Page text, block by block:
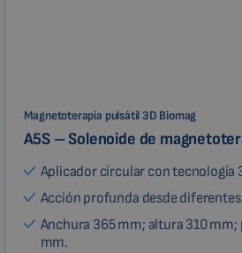
Magnetoterapia pulsátil 3D Biomag
A5S – Solenoide de
Aplicador circular con tecnología
Acción profunda desde
Anchura 365 mm; altura 310
mm.